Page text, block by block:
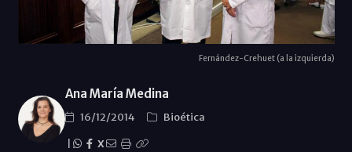
Fernández-Crehuet (a la izquierda)
Ana María Medina
16/12/2014
Bioética
X